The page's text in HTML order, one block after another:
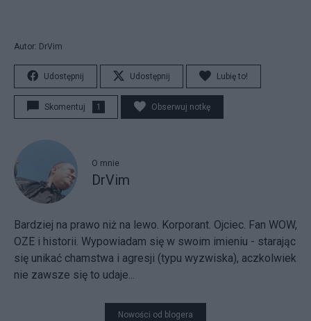
Autor: DrVim
Udostępnij Udostępnij Lubię to!
Skomentuj 1 Obserwuj notkę
O mnie
DrVim
Bardziej na prawo niż na lewo. Korporant. Ojciec. Fan WOW,
OZE i historii. Wypowiadam się w swoim imieniu - starając
się unikać chamstwa i agresji (typu wyzwiska), aczkolwiek
nie zawsze się to udaje...
Nowości od blogera